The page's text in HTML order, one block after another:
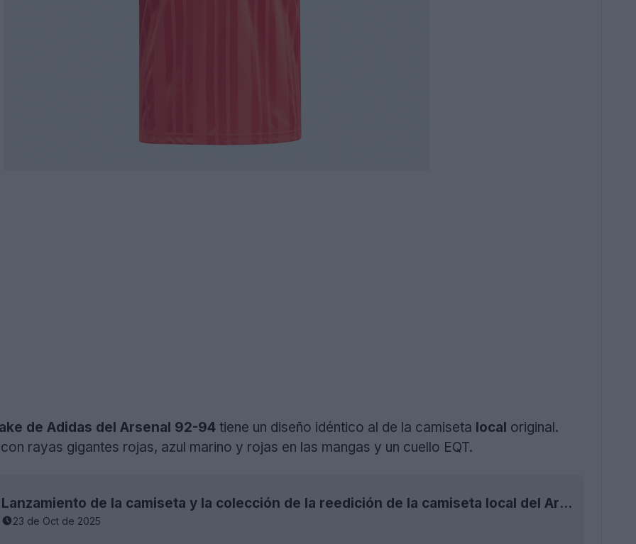
de Adidas del Arsenal 92-94 tiene un diseño idéntico al de la camiseta local original.
rayas gigantes rojas, azul marino y rojas en las mangas y un cuello EQT.
Lanzamiento de la camiseta y la colección de la reedición de la camiseta local del Arsenal 1992-94
23 de Oct de 2025